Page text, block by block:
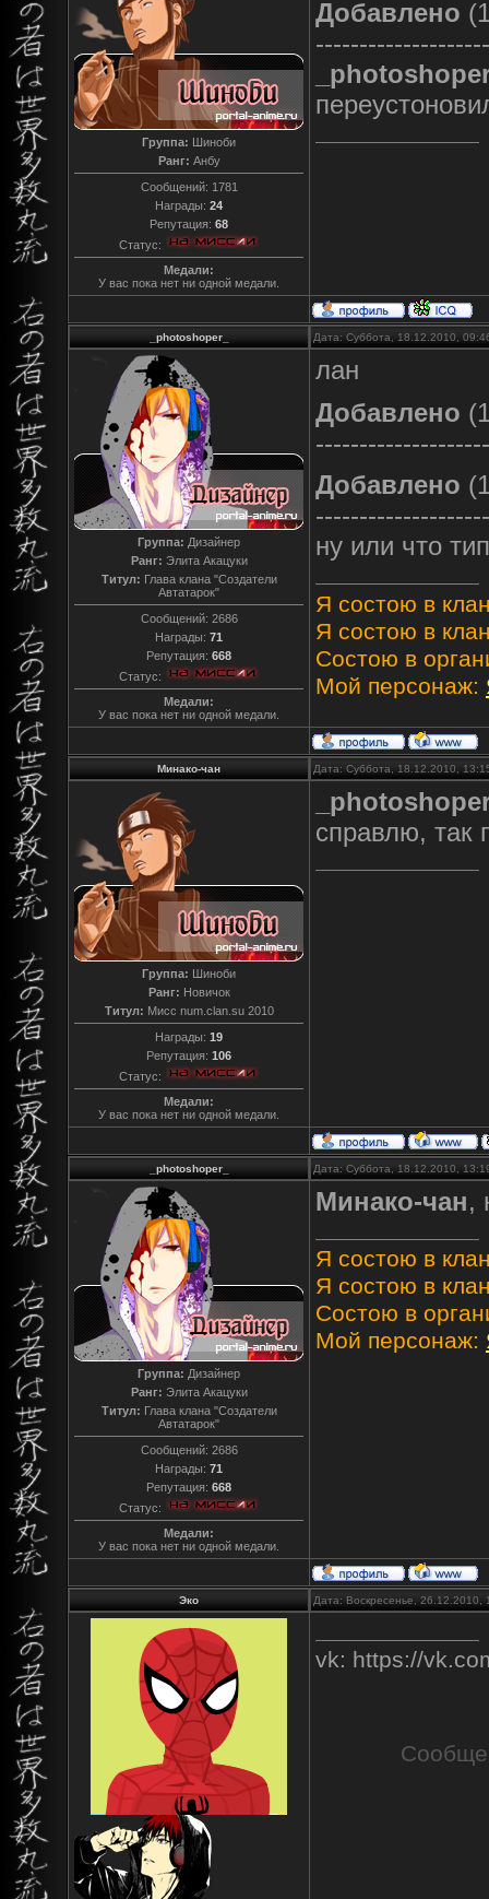
Группа: Шиноби
Ранг: Анбу
Сообщений: 1781
Награды: 24
Репутация: 68
Статус:
Медали:
У вас пока нет ни одной медали.
Добавлено
_photoshoper_ Дата: Суббота, 18.12.2010,
Группа: Дизайнер
Ранг: Элита Акацуки
Титул: Глава клана "Создатели
Автатарок"
Сообщений: 2686
Награды: 71
Репутация: 668
Статус:
Медали:
У вас пока нет ни одной медали.
лан
Добавлено
Добавлено
ну или что
Я состою в
Я состою в
Состою в
Мой персонаж:
Минако-чан Дата: Суббота, 18.12.2010,
Группа: Шиноби
Ранг: Новичок
Титул: Мисс num.clan.su 2010
Награды: 19
Репутация: 106
Статус:
Медали:
У вас пока нет ни одной медали.
справлю, так
_photoshoper_ Дата: Суббота, 18.12.2010,
Группа: Дизайнер
Ранг: Элита Акацуки
Титул: Глава клана "Создатели
Автатарок"
Сообщений: 2686
Награды: 71
Репутация: 668
Статус:
Медали:
У вас пока нет ни одной медали.
Минако-чан,
Я состою в
Я состою в
Состою в
Мой персонаж:
Эко Дата: Воскресенье,
vk: https://